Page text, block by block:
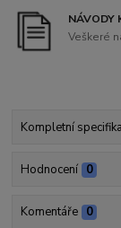
NÁVODY
Veškeré
Kompletní
Hodnocení 0
Komentáře 0